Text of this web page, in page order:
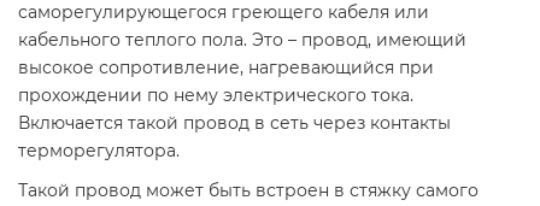
саморегулирующегося греющего кабеля или
кабельного теплого пола. Это – провод, имеющий
высокое сопротивление, нагревающийся при
прохождении по нему электрического тока.
Включается такой провод в сеть через контакты
терморегулятора.
Такой провод может быть встроен в стяжку самого